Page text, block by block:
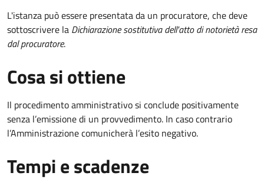
L'istanza può essere presentata da un procuratore, che deve
sottoscrivere la Dichiarazione sostitutiva dell'atto di notorietà resa
dal procuratore.
Cosa si ottiene
Il procedimento amministrativo si conclude positivamente
senza l’emissione di un provvedimento. In caso contrario
l’Amministrazione comunicherà l’esito negativo.
Tempi e scadenze